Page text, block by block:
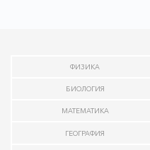
ФИЗИКА
БИОЛОГИЯ
МАТЕМАТИКА
ГЕОГРАФИЯ